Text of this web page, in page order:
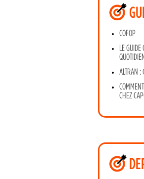
COFOP
LE GUIDE
ALTRAN :
CHEZ